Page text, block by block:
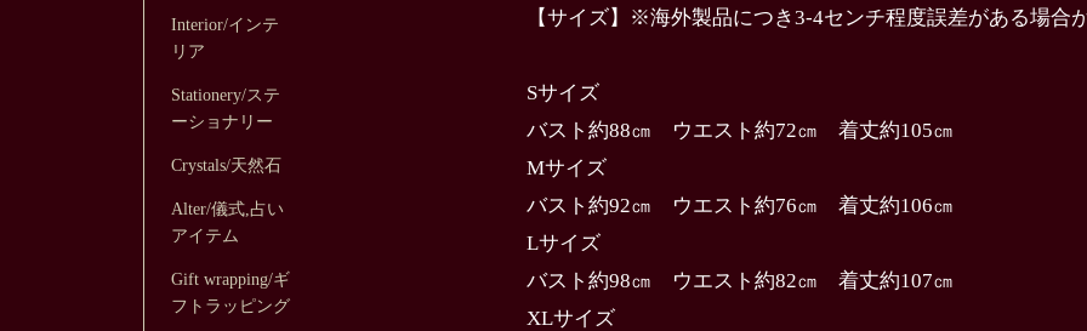
【サイズ】※海外製品につき3-4センチ程度誤差がある場合
Sサイズ
バスト約88㎝ ウエスト約72㎝ 着丈約105㎝
Mサイズ
バスト約92㎝ ウエスト約76㎝ 着丈約106㎝
Lサイズ
バスト約98㎝ ウエスト約82㎝ 着丈約107㎝
XLサイズ
Interior/インテ
リア
Stationery/ステ
ーショナリー
Crystals/天然石
Alter/儀式,占い
アイテム
Gift wrapping/ギ
フトラッピング